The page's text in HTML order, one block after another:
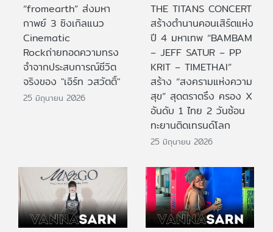
“fromearth” ส่งมหา
กาพย์ 3 ซิงเกิลแนว
Cinematic
Rockถ่ายทอดความทรง
จำจากประสบการณ์ชีวิต
จริงของ "เอิร์ท วสวัตติ์"
25 มิถุนายน 2026
THE TITANS CONCERT
สร้างตำนานคอนเสิร์ตแห่ง
ปี 4 มหาเทพ “BAMBAM
– JEFF SATUR – PP
KRIT – TIMETHAI”
สร้าง “สงครามแห่งความ
สุข” สุดตราตรึง ครอง X
อันดับ 1 ไทย 2 วันซ้อน
ทะยานติดเทรนด์โลก
25 มิถุนายน 2026